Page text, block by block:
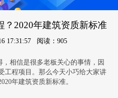
？2020年建筑资质新标准
17:31:57 阅读：905
相信是很多老板关心的事情，因
工程项目。那么今天小巧给大家讲
年建筑资质新标准。